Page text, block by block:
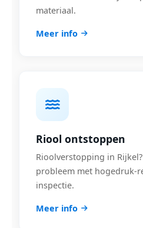
materiaal.
Meer info
Riool ontstoppen
Rioolverstopping in
probleem met hogedruk-
inspectie.
Meer info